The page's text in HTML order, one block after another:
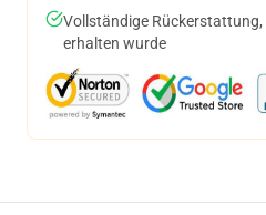
Vollständige
erhalten wurde